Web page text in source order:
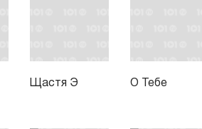
Щастя Э О Тебе